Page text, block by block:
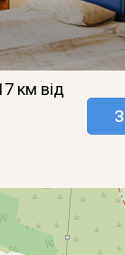
км від